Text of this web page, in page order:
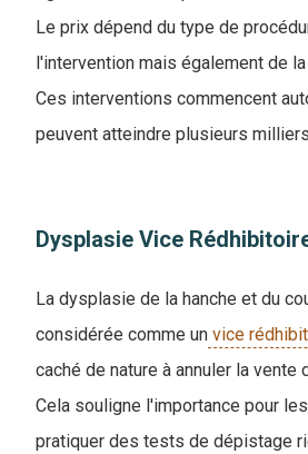
Le prix dépend du type de
l'intervention mais également de
Ces interventions commencent
peuvent atteindre plusieurs
Dysplasie Vice
La dysplasie de la hanche et du
considérée comme un vice
caché de nature à annuler la vente
Cela souligne l'importance pour
pratiquer des tests de dépistage